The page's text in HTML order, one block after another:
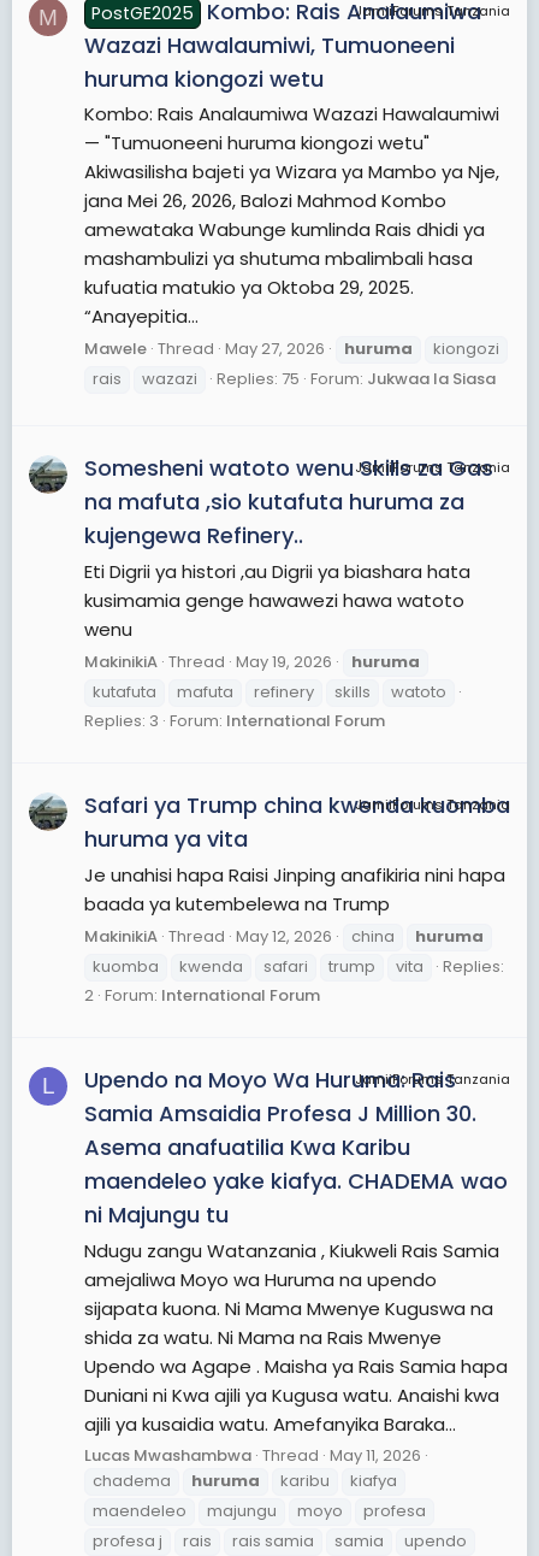
M JamiiForums Tanzania
PostGE2025
Kombo: Rais Analaumiwa
Wazazi Hawalaumiwi, Tumuoneeni
huruma kiongozi wetu
Kombo: Rais Analaumiwa Wazazi Hawalaumiwi
— "Tumuoneeni huruma kiongozi wetu"
Akiwasilisha bajeti ya Wizara ya Mambo ya Nje,
jana Mei 26, 2026, Balozi Mahmod Kombo
amewataka Wabunge kumlinda Rais dhidi ya
mashambulizi ya shutuma mbalimbali hasa
kufuatia matukio ya Oktoba 29, 2025.
“Anayepitia...
Mawele Thread May 27, 2026 huruma
kiongozi
rais
wazazi Replies: 75 Forum: Jukwaa la Siasa
JamiiForums Tanzania
Somesheni watoto wenu Skills za Gas
na mafuta ,sio kutafuta huruma za
kujengewa Refinery..
Eti Digrii ya histori ,au Digrii ya biashara hata
kusimamia genge hawawezi hawa watoto
wenu
MakinikiA Thread May 19, 2026
huruma
kutafuta
mafuta refinery skills
watoto
Replies: 3 Forum: International Forum
JamiiForums Tanzania
Safari ya Trump china kwenda kuomba
huruma ya vita
Je unahisi hapa Raisi Jinping anafikiria nini hapa
baada ya kutembelewa na Trump
MakinikiA Thread May 12, 2026 china
huruma
kuomba
kwenda safari trump vita
Replies:
2 Forum: International Forum
L JamiiForums Tanzania
Upendo na Moyo Wa Huruma: Rais
Samia Amsaidia Profesa J Million 30.
Asema anafuatilia Kwa Karibu
maendeleo yake kiafya. CHADEMA wao
ni Majungu tu
Ndugu zangu Watanzania , Kiukweli Rais Samia
amejaliwa Moyo wa Huruma na upendo
sijapata kuona. Ni Mama Mwenye Kuguswa na
shida za watu. Ni Mama na Rais Mwenye
Upendo wa Agape . Maisha ya Rais Samia hapa
Duniani ni Kwa ajili ya Kugusa watu. Anaishi kwa
ajili ya kusaidia watu. Amefanyika Baraka...
Lucas Mwashambwa Thread May 11, 2026
chadema
huruma karibu
kiafya
maendeleo
majungu moyo
profesa
profesa j
rais rais samia samia upendo